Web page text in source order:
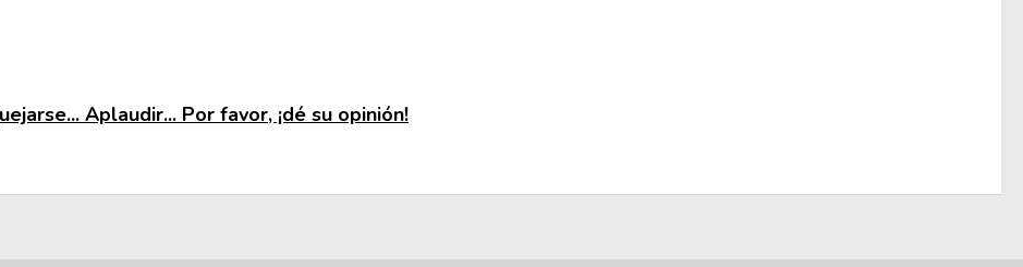
Aplaudir... Por favor, ¡dé su opinión!